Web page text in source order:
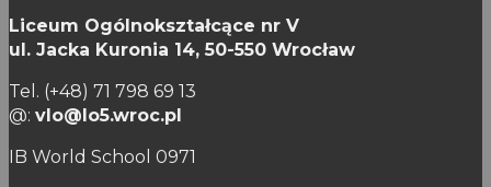
Liceum Ogólnokształcące nr V
ul. Jacka Kuronia 14, 50-550 Wrocław
Tel. (+48) 71 798 69 13
@: vlo@lo5.wroc.pl
IB World School 0971